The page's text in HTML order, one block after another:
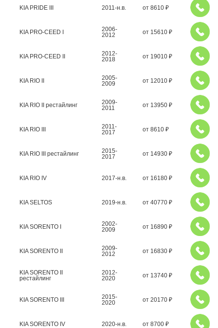
KIA PRIDE III 2011-н.в. от 8610 ₽
KIA PRO-CEED I
2006-
2012
от 15610 ₽
KIA PRO-CEED II
2012-
2018
от 19010 ₽
KIA RIO II
2005-
2009
от 12010 ₽
KIA RIO II рестайлинг
2009-
2011
от 13950 ₽
KIA RIO III
2011-
2017
от 8610 ₽
KIA RIO III рестайлинг
2015-
2017
от 14930 ₽
KIA RIO IV 2017-н.в. от 16180 ₽
KIA SELTOS 2019-н.в. от 40770 ₽
KIA SORENTO I
2002-
2009
от 16890 ₽
KIA SORENTO II
2009-
2012
от 16830 ₽
KIA SORENTO II
рестайлинг
2012-
2020
от 13740 ₽
KIA SORENTO III
2015-
2020
от 20170 ₽
KIA SORENTO IV 2020-н.в. от 8700 ₽